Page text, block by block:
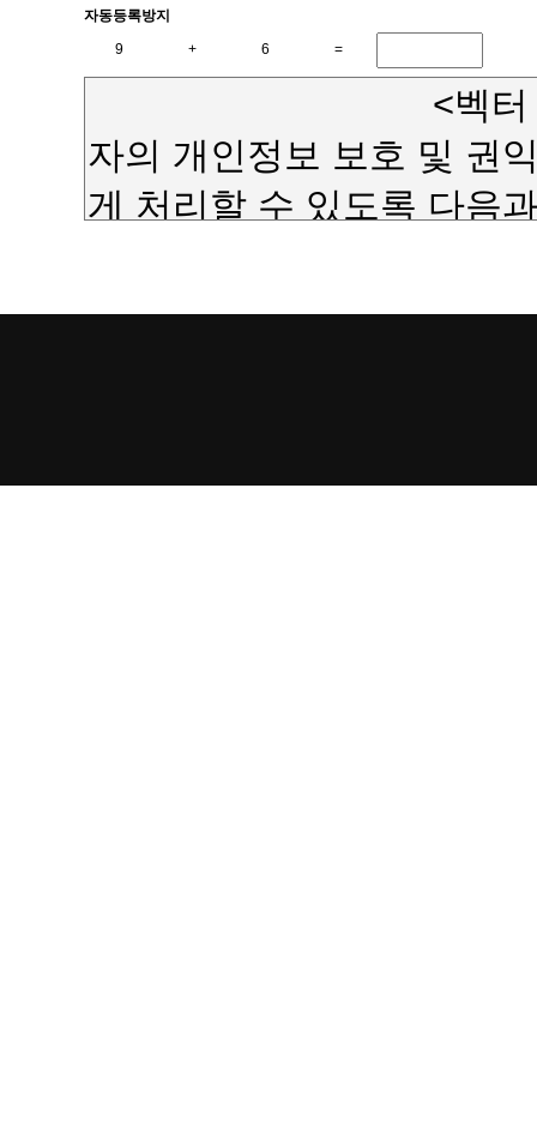
자동등록방지
9 + 6 =